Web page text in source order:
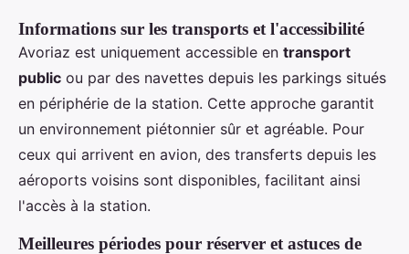
Informations sur les transports et l'accessibilité
Avoriaz est uniquement accessible en transport
public ou par des navettes depuis les parkings situés
en périphérie de la station. Cette approche garantit
un environnement piétonnier sûr et agréable. Pour
ceux qui arrivent en avion, des transferts depuis les
aéroports voisins sont disponibles, facilitant ainsi
l'accès à la station.
Meilleures périodes pour réserver et astuces de